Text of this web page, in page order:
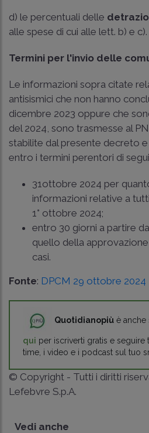
d) le percentuali delle
alle spese di cui alle lett. b) e c).
Termini per l'invio delle
Le informazioni sopra citate
antisismici che non hanno
dicembre 2023 oppure che
del 2024, sono trasmesse al
stabilite dal presente decreto
entro i termini perentori di
31ottobre 2024 per
informazioni relative a
1° ottobre 2024;
entro 30 giorni a partire
quello della
casi.
Fonte: DPCM 29 ottobre 2024
Quotidianopiù è anche
qui per iscriverti gratis e seguire
time, i video e i podcast sul tuo
© Copyright - Tutti i diritti
Lefebvre S.p.A.
Vedi anche